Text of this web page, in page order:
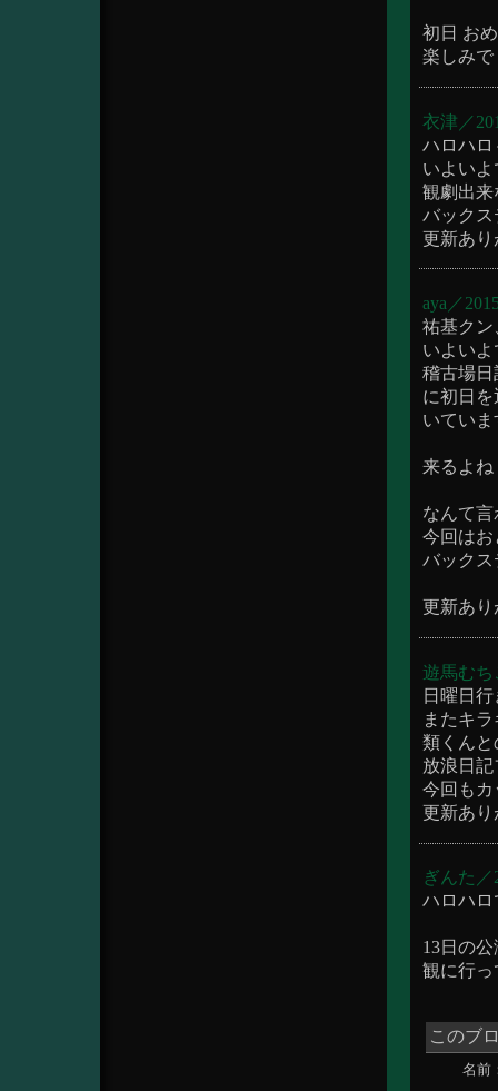
初日 お
楽しみ
衣津／
ハロハロ
いよい
観劇出来
バックス
更新あり
aya／
祐基クン
いよい
稽古場日
に初日
いてい
来るよね
なんて
今回はお
バックス
更新あ
遊馬むち
日曜日
またキ
類くんと
放浪日
今回もカ
更新あり
ぎんた／
ハロハ
13日の
観に行っ
このブ
名前